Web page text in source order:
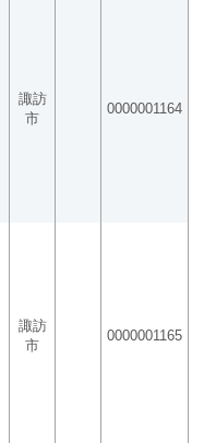
諏訪
市
0000001164
諏訪
市
0000001165